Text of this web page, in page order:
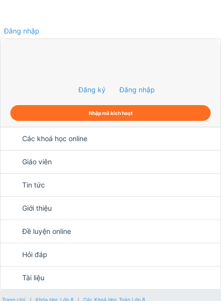
Đăng nhập
Đăng ký Đăng nhập
Nhập mã kích hoạt
Các khoá học online
Giáo viên
Tin tức
Giới thiệu
Đề luyện online
Hỏi đáp
Tài liệu
Trang chủ Khóa Học Lớp 8
Các Khoá Học Toán Lớp 8